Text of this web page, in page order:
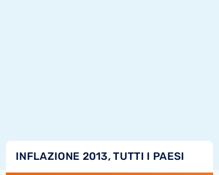
INFLAZIONE 2013, TUTTI I PAESI